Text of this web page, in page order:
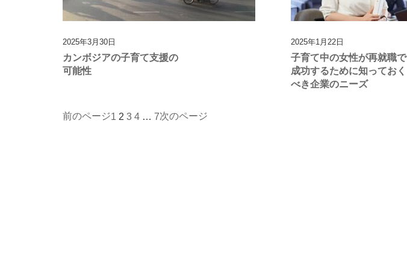
2025年3月30日
カンボジアの子育て支援の
可能性
2025年1月22日
子育て中の女性が再就職で
成功するために知っておく
べき企業のニーズ
前のページ1 2 3 4 … 7次のページ